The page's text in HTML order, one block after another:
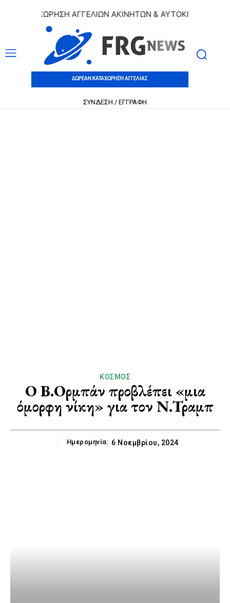
ΚΑΤΑΧΩΡΗΣΗ ΑΓΓΕΛΙΩΝ ΑΚΙΝΗΤΩΝ & ΑΥΤΟΚΙΝΗΤΩΝ |
ΔΩΡΕΑΝ ΚΑΤΑΧΩΡΗΣΗ ΑΓΓΕΛΙΑΣ
ΣΥΝΔΕΣΗ / ΕΓΓΡΑΦΗ
ΚΌΣΜΟΣ
Ο Β.Ορμπάν προβλέπει «μια
όμορφη νίκη» για τον Ν.Τραμπ
Ημερομηνία: 6 Νοεμβρίου, 2024